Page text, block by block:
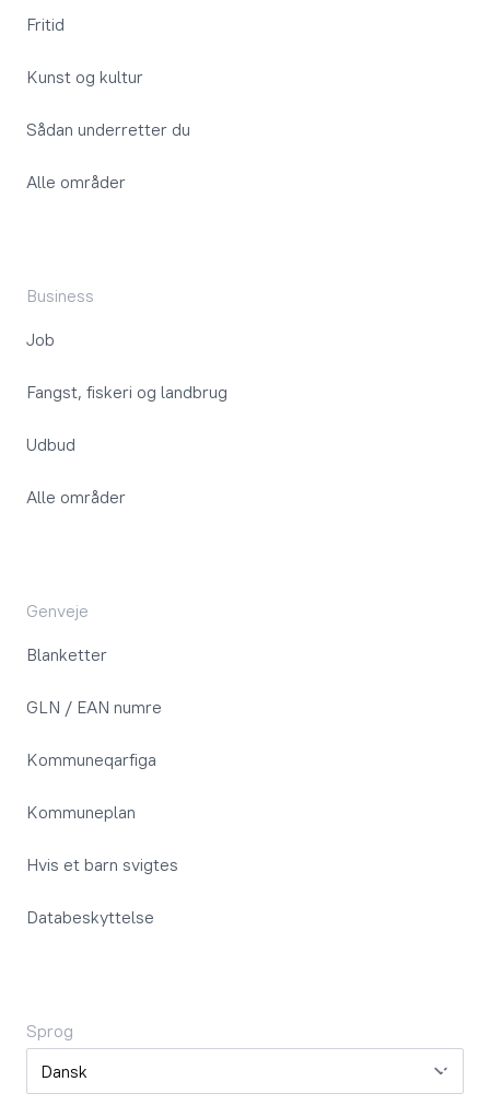
Fritid
Kunst og kultur
Sådan underretter du
Alle områder
Business
Job
Fangst, fiskeri og landbrug
Udbud
Alle områder
Genveje
Blanketter
GLN / EAN numre
Kommuneqarfiga
Kommuneplan
Hvis et barn svigtes
Databeskyttelse
Sprog
Sprog